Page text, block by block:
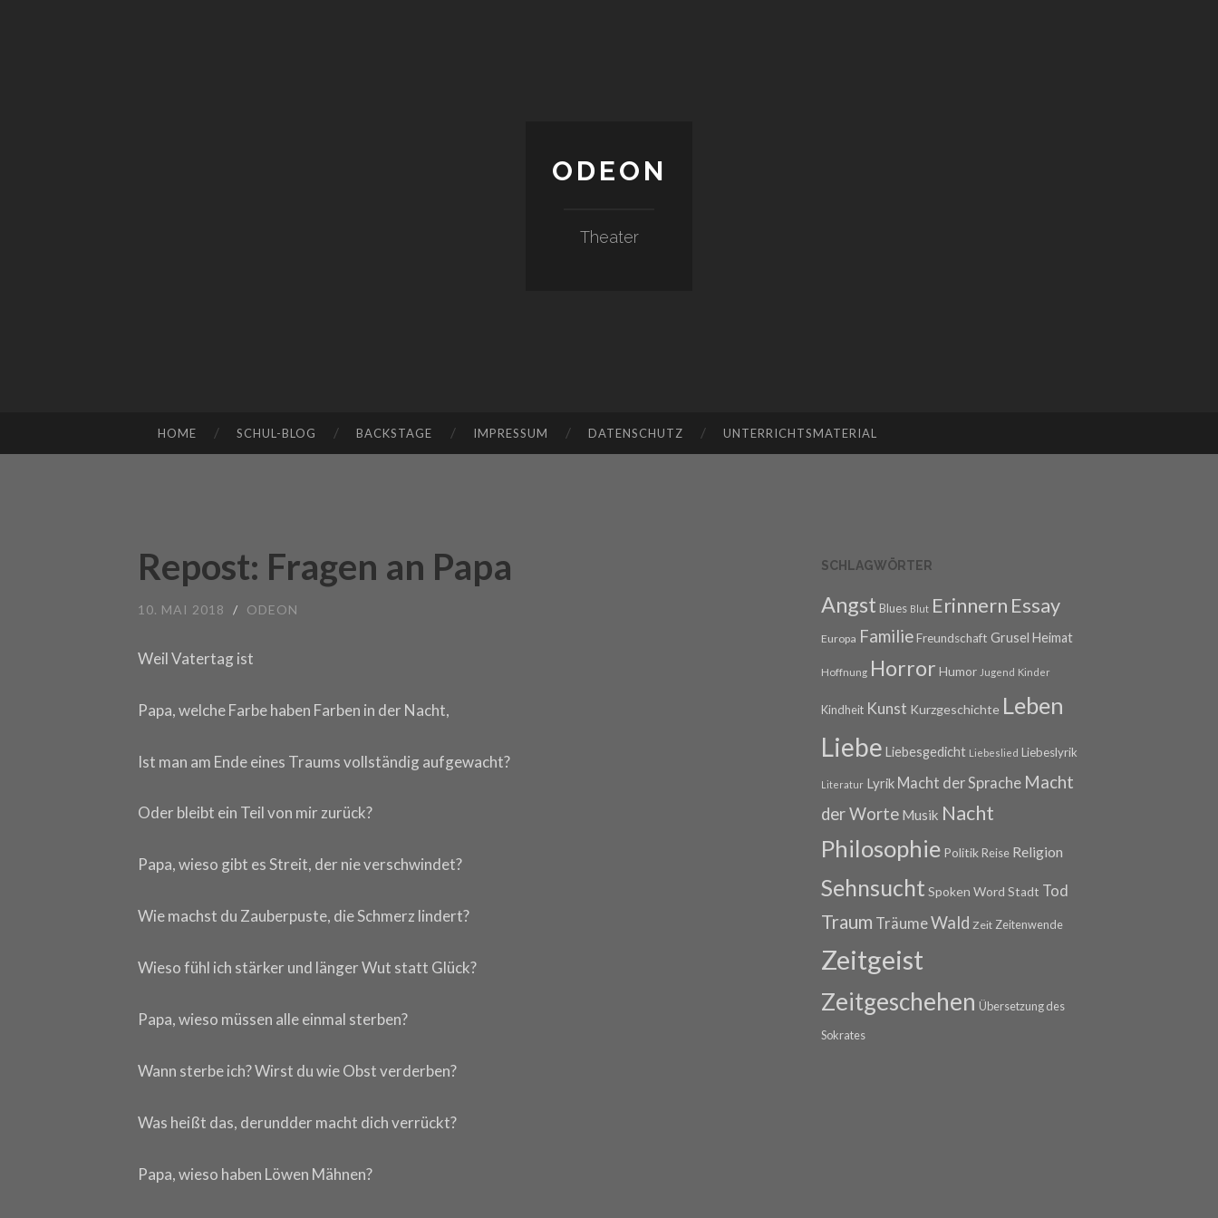
ODEON
Theater
HOME SCHUL-BLOG BACKSTAGE IMPRESSUM DATENSCHUTZ UNTERRICHTSMATERIAL
Repost: Fragen an Papa
10. MAI 2018 / ODEON
Weil Vatertag ist
Papa, welche Farbe haben Farben in der Nacht,
Ist man am Ende eines Traums vollständig aufgewacht?
Oder bleibt ein Teil von mir zurück?
Papa, wieso gibt es Streit, der nie verschwindet?
Wie machst du Zauberpuste, die Schmerz lindert?
Wieso fühl ich stärker und länger Wut statt Glück?
Papa, wieso müssen alle einmal sterben?
Wann sterbe ich? Wirst du wie Obst verderben?
Was heißt das, derundder macht dich verrückt?
Papa, wieso haben Löwen Mähnen?
SCHLAGWÖRTER
Angst Blues Blut Erinnern Essay
Europa FamilieFreundschaft Grusel Heimat
Hoffnung Horror Humor Jugend Kinder
Kindheit Kunst Kurzgeschichte Leben
Liebe Liebesgedicht Liebeslied Liebeslyrik
Literatur Lyrik Macht der Sprache Macht
der Worte Musik Nacht
Philosophie Politik Reise Religion
Sehnsucht Spoken Word Stadt Tod
Traum TräumeWald Zeit Zeitenwende
Zeitgeist
Zeitgeschehen Übersetzung des
Sokrates